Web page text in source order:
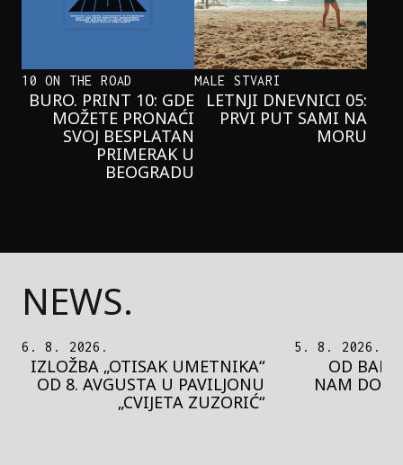
10 ON THE ROAD
BURO. PRINT 10: GDE
MOŽETE PRONAĆI
SVOJ BESPLATAN
PRIMERAK U
BEOGRADU
MALE STVARI
LETNJI DNEVNICI 05:
PRVI PUT SAMI NA
MORU
NEWS.
5. 8. 2026.
OD BAROKA DO REJVA: ŠTA
NAM DONOSI NOVI BUPBAP
FESTIVAL?
5. 8. 2026.
PEDJA
MOTIVE